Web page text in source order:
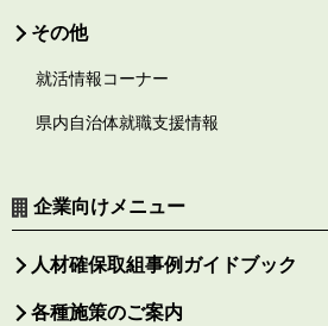
その他
就活情報コーナー
県内自治体就職支援情報
企業向けメニュー
人材確保取組事例ガイドブック
各種施策のご案内